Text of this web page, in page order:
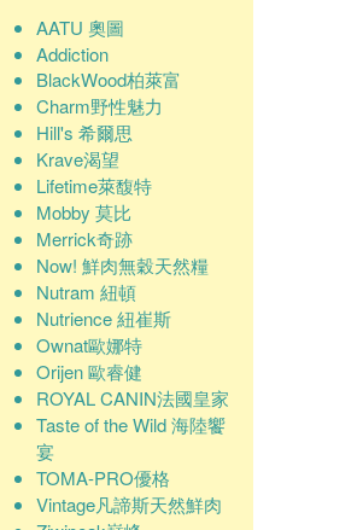
AATU 奧圖
Addiction
BlackWood柏萊富
Charm野性魅力
Hill's 希爾思
Krave渴望
Lifetime萊馥特
Mobby 莫比
Merrick奇跡
Now! 鮮肉無穀天然糧
Nutram 紐頓
Nutrience 紐崔斯
Ownat歐娜特
Orijen 歐睿健
ROYAL CANIN法國皇家
Taste of the Wild 海陸饗
宴
TOMA-PRO優格
Vintage凡諦斯天然鮮肉